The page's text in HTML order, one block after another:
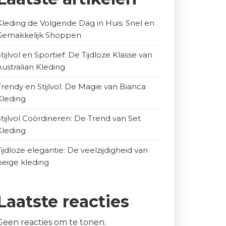
de Volgende Dag in Huis: Snel en
Shoppen
en Sportief: De Tijdloze Klasse van
Kleding
en Stijlvol: De Magie van Bianca
Coördineren: De Trend van Set
elegantie: De veelzijdigheid van
kleding
reacties
reacties om te tonen.